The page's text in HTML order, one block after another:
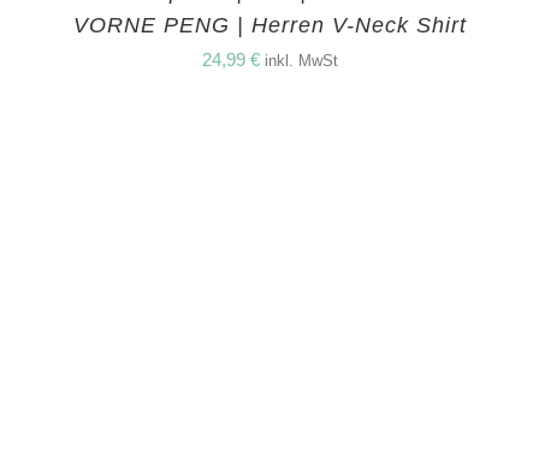
VORNE PENG | Herren V-Neck Shirt
24,99 € inkl. MwSt